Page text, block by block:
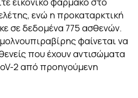
ενώ η προκαταρκτική
σε δεδομένα 775 ασθενών.
φαίνεται να
που έχουν αντισώματα
2 από προηγούμενη